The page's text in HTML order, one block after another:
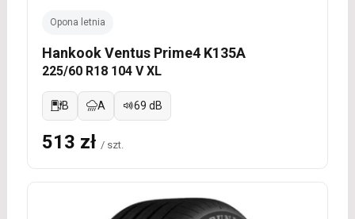
Opona letnia
Hankook Ventus Prime4 K135A
225/60 R18 104 V XL
B A 69 dB
513 zł / szt.